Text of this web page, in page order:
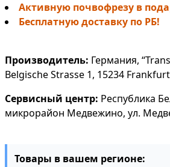
Активную почвофрезу в
Бесплатную доставку по РБ!
Производитель: Германия,
Belgische Strasse 1, 15234
Сервисный центр: Республика
микрорайон Медвежино, ул.
Товары в вашем регионе: